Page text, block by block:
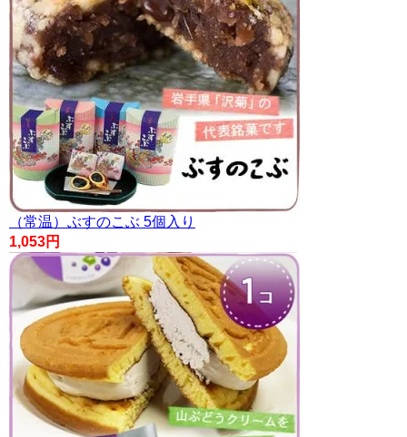
（常温）ぶすのこぶ 5個入り
1,053円